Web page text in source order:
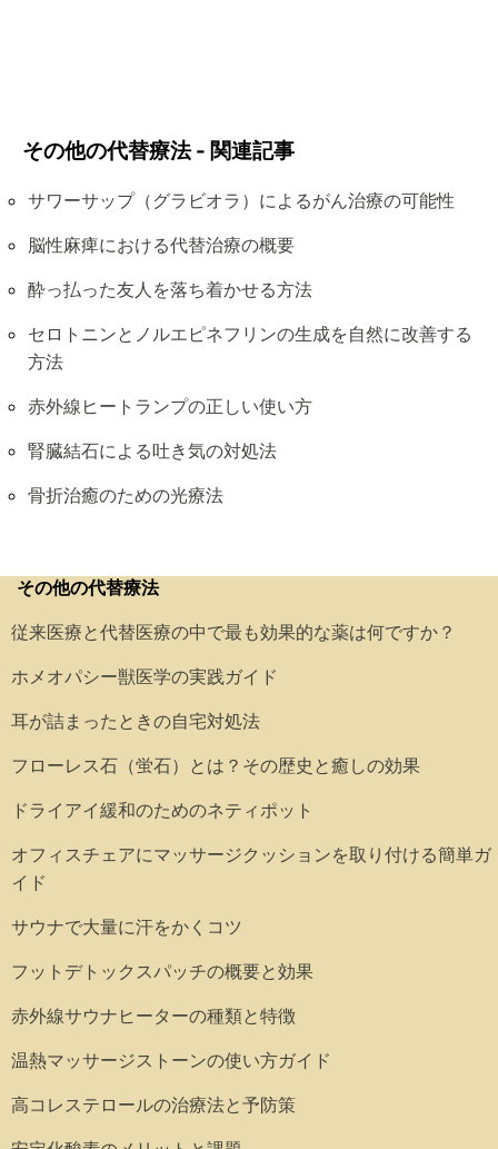
その他の代替療法 - 関連記事
サワーサップ（グラビオラ）によるがん治療の可能性
脳性麻痺における代替治療の概要
酔っ払った友人を落ち着かせる方法
セロトニンとノルエピネフリンの生成を自然に改善する
方法
赤外線ヒートランプの正しい使い方
腎臓結石による吐き気の対処法
骨折治癒のための光療法
その他の代替療法
従来医療と代替医療の中で最も効果的な薬は何ですか？
ホメオパシー獣医学の実践ガイド
耳が詰まったときの自宅対処法
フローレス石（蛍石）とは？その歴史と癒しの効果
ドライアイ緩和のためのネティポット
オフィスチェアにマッサージクッションを取り付ける簡単ガ
イド
サウナで大量に汗をかくコツ
フットデトックスパッチの概要と効果
赤外線サウナヒーターの種類と特徴
温熱マッサージストーンの使い方ガイド
高コレステロールの治療法と予防策